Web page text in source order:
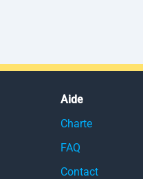
Aide
Charte
FAQ
Contact